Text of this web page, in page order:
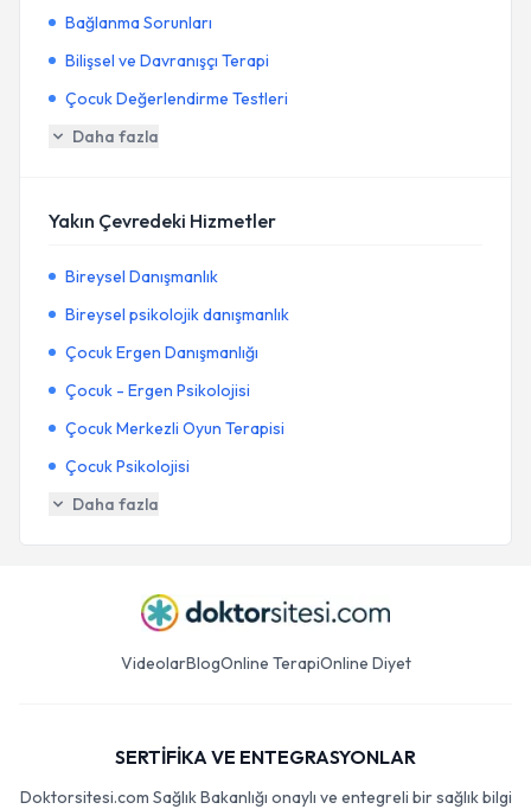
Bağlanma Sorunları
Bilişsel ve Davranışçı Terapi
Çocuk Değerlendirme Testleri
Daha fazla
Yakın Çevredeki Hizmetler
Bireysel Danışmanlık
Bireysel psikolojik danışmanlık
Çocuk Ergen Danışmanlığı
Çocuk - Ergen Psikolojisi
Çocuk Merkezli Oyun Terapisi
Çocuk Psikolojisi
Daha fazla
VideolarBlogOnline TerapiOnline Diyet
SERTİFİKA VE ENTEGRASYONLAR
Doktorsitesi.com Sağlık Bakanlığı onaylı ve entegreli bir sağlık bilgi